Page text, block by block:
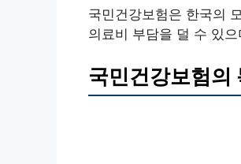
국민건강보험은 한국의
의료비 부담을 덜 수 있
국민건강보험의